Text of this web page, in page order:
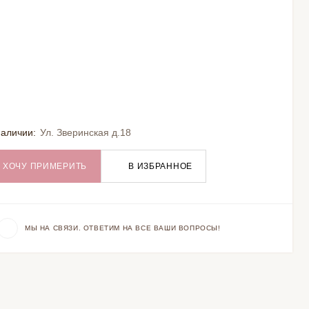
Ул. Зверинская д.18
ХОЧУ ПРИМЕРИТЬ В ИЗБРАННОЕ
МЫ НА СВЯЗИ. ОТВЕТИМ НА ВСЕ ВАШИ ВОПРОСЫ!